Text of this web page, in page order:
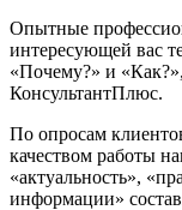
Опытные
интересующей вас
«Почему?» и
КонсультантПлюс.
По опросам
качеством работы
«актуальность»,
информации»